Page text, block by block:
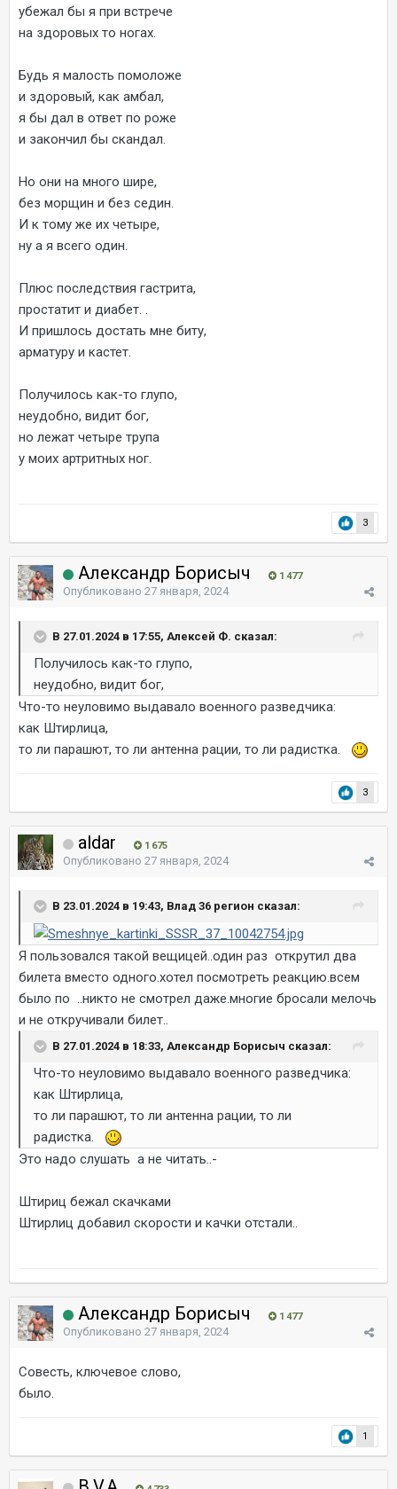
убежал бы я при встрече
на здоровых то ногах.
Будь я малость помоложе
и здоровый, как амбал,
я бы дал в ответ по роже
и закончил бы скандал.
Но они на много шире,
без морщин и без седин.
И к тому же их четыре,
ну а я всего один.
Плюс последствия гастрита,
простатит и диабет. .
И пришлось достать мне биту,
арматуру и кастет.
Получилось как-то глупо,
неудобно, видит бог,
но лежат четыре трупа
у моих артритных ног.
3
Александр Борисыч 1 477
Опубликовано 27 января, 2024
В 27.01.2024 в 17:55, Алексей Ф. сказал:
Получилось как-то глупо,
неудобно, видит бог,
Что-то неуловимо выдавало военного разведчика:
как Штирлица,
то ли парашют, то ли антенна рации, то ли радистка.
3
aldar 1 675
Опубликовано 27 января, 2024
В 23.01.2024 в 19:43, Влад 36 регион сказал:
Я пользовался такой вещицей..один раз открутил два
билета вместо одного.хотел посмотреть реакцию.всем
было по ..никто не смотрел даже.многие бросали мелочь
и не откручивали билет..
В 27.01.2024 в 18:33, Александр Борисыч сказал:
Что-то неуловимо выдавало военного разведчика:
как Штирлица,
то ли парашют, то ли антенна рации, то ли
радистка.
Это надо слушать а не читать..-
Штириц бежал скачками
Штирлиц добавил скорости и качки отстали..
Александр Борисыч 1 477
Опубликовано 27 января, 2024
Совесть, ключевое слово,
было.
1